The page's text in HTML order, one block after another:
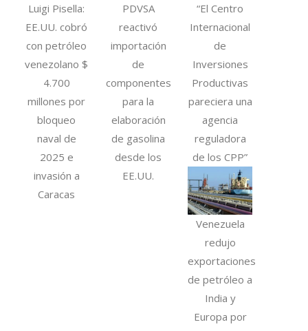
Luigi Pisella:
EE.UU. cobró
con petróleo
venezolano $
4.700
millones por
bloqueo
naval de
2025 e
invasión a
Caracas
PDVSA
reactivó
importación
de
componentes
para la
elaboración
de gasolina
desde los
EE.UU.
“El Centro
Internacional
de
Inversiones
Productivas
pareciera una
agencia
reguladora
de los CPP”
Venezuela
redujo
exportaciones
de petróleo a
India y
Europa por